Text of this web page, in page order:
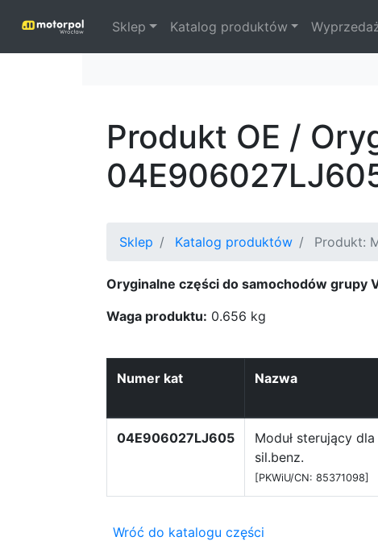
Sklep Katalog produktów
Produkt OE /
Sklep Katalog produktów Produkt:
Oryginalne części do samochodów grupy
Waga produktu: 0.656 kg
Numer kat Nazwa
04E906027LJ605
Moduł sterujący dla
sil.benz.
[PKWiU/CN: 85371098]
Wróć do katalogu części